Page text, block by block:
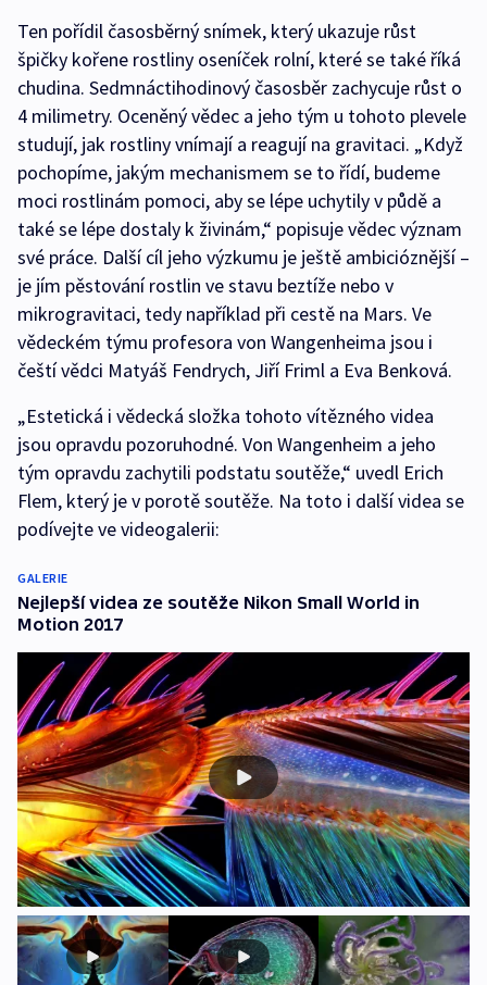
Ten pořídil časosběrný snímek, který ukazuje růst
špičky kořene rostliny oseníček rolní, které se také říká
chudina. Sedmnáctihodinový časosběr zachycuje růst o
4 milimetry. Oceněný vědec a jeho tým u tohoto plevele
studují, jak rostliny vnímají a reagují na gravitaci. „Když
pochopíme, jakým mechanismem se to řídí, budeme
moci rostlinám pomoci, aby se lépe uchytily v půdě a
také se lépe dostaly k živinám,“ popisuje vědec význam
své práce. Další cíl jeho výzkumu je ještě ambicióznější –
je jím pěstování rostlin ve stavu beztíže nebo v
mikrogravitaci, tedy například při cestě na Mars. Ve
vědeckém týmu profesora von Wangenheima jsou i
čeští vědci Matyáš Fendrych, Jiří Friml a Eva Benková.
„Estetická i vědecká složka tohoto vítězného videa
jsou opravdu pozoruhodné. Von Wangenheim a jeho
tým opravdu zachytili podstatu soutěže,“ uvedl Erich
Flem, který je v porotě soutěže. Na toto i další videa se
podívejte ve videogalerii:
GALERIE
Nejlepší videa ze soutěže Nikon Small World in
Motion 2017